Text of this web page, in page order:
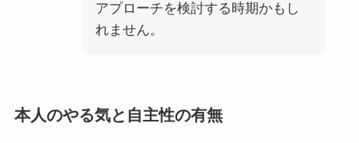
アプローチを検討する時期かもし
れません。
本人のやる気と自主性の有無